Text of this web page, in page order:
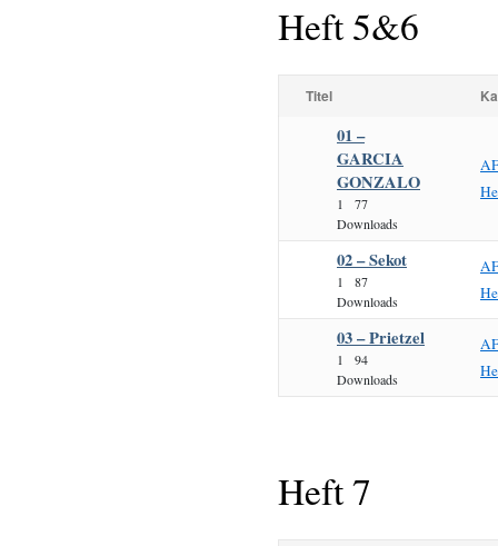
Heft 5&6
Titel
01 –
GARCIA
GONZALO
1
77
Downloads
02 – Sekot
1
87
Downloads
03 – Prietzel
1
94
Downloads
Heft 7